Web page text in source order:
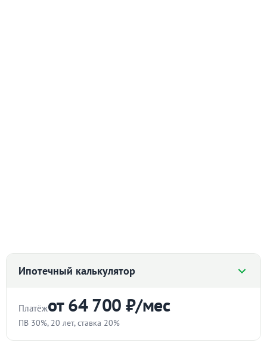
Автобусная остановка в 15 мин.
Ипотечный калькулятор
Платёжот 64 700 ₽/мес
ПВ 30%, 20 лет, ставка 20%